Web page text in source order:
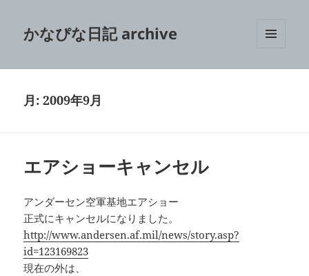
かなぴな日記 archive
ーとウ
月:2009年9月
エアショーキャンセル
アンダーセン空軍基地エアショー
正式にキャンセルになりました。
http://www.andersen.af.mil/news/story.asp?
id=123169823
現在の外は、